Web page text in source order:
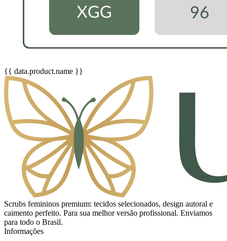
{{ data.product.name }}
Scrubs femininos premium: tecidos selecionados, design autoral e
caimento perfeito. Para sua melhor versão profissional. Enviamos
para todo o Brasil.
Informações